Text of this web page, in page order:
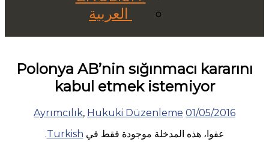
العربية
Polonya AB’nin sığınmacı kararını
kabul etmek istemiyor
01/05/2016
Ayrımcılık, Hukuki Düzenleme
عفوا، هذه المدخلة موجودة فقط في Turkish
.